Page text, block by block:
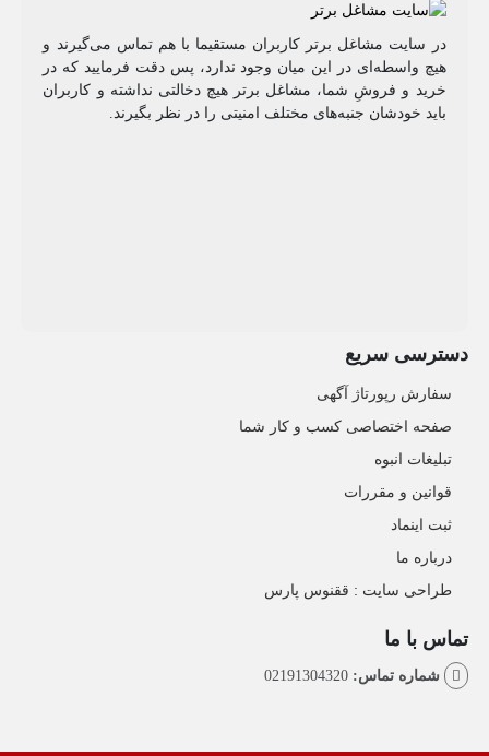
در سایت مشاغل برتر کاربران مستقیما با هم تماس می‌گیرند و
هیچ واسطه‌ای در این میان وجود ندارد، پس دقت فرمایید که در
خرید و فروشِ شما، مشاغل برتر هیچ دخالتی نداشته و کاربران
باید خودشان جنبه‌های مختلف امنیتی را در نظر بگیرند.
دسترسی سریع
سفارش رپورتاژ آگهی
صفحه اختصاصی کسب و کار شما
تبلیغات انبوه
قوانین و مقررات
ثبت اینماد
درباره ما
طراحی سایت : ققنوس پارس
تماس با ما
شماره تماس:02191304320